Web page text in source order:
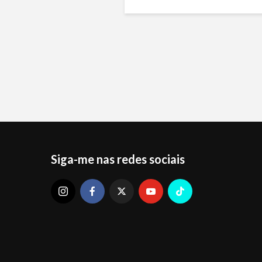
Siga-me nas redes sociais